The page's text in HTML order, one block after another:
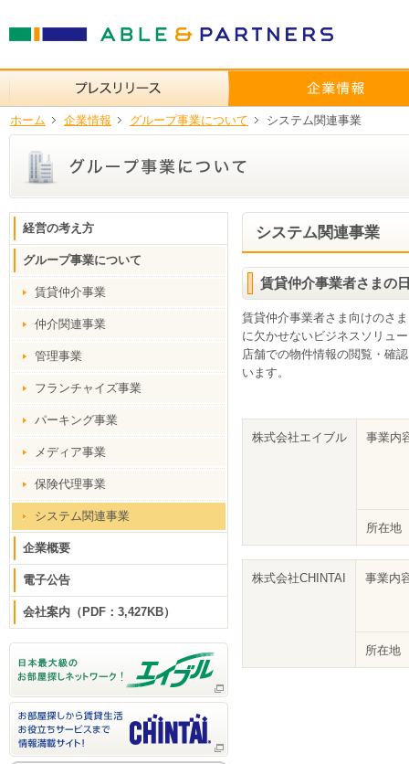
ホーム 企業情報 グループ事業について システム関連事業
システム関連事業
賃貸仲介事業者さまの
賃貸仲介事業者さま向けのさ
に欠かせないビジネスソリュ
店舗での物件情報の閲覧・確
います。
株式会社エイブル 事業内
所在地
株式会社CHINTAI 事業内
所在地
経営の考え方
グループ事業について
賃貸仲介事業
仲介関連事業
管理事業
フランチャイズ事業
パーキング事業
メディア事業
保険代理事業
システム関連事業
企業概要
電子公告
会社案内（PDF：3,427KB）